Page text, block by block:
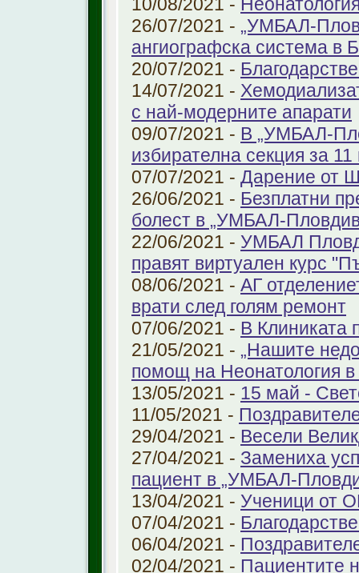
26/07/2021 - „УМБАЛ-
ангиографска система в
20/07/2021 -
14/07/2021 -
с най-модерните апарати
09/07/2021 - В „УМБАЛ-
избирателна секция за 11
07/07/2021 - Дарение от
26/06/2021 - Безплатни
болест в „УМБАЛ-
22/06/2021 - УМБАЛ
правят виртуален курс
08/06/2021 - АГ
врати след голям ремонт
07/06/2021 - В Клиниката
21/05/2021 - „Нашите
помощ на Неонатология
13/05/2021 - 15 май -
11/05/2021 -
29/04/2021 - Весели
27/04/2021 - Замениха
пациент в „УМБАЛ-
13/04/2021 - Ученици от
07/04/2021 -
06/04/2021 -
02/04/2021 - Пациентите